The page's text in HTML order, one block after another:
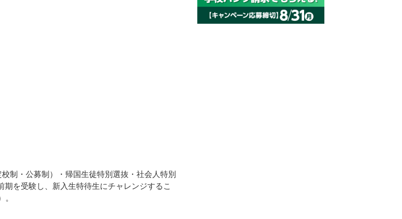
制・公募制）・帰国生徒特別選抜・社会人特別
を受験し、新入生特待生にチャレンジするこ
。